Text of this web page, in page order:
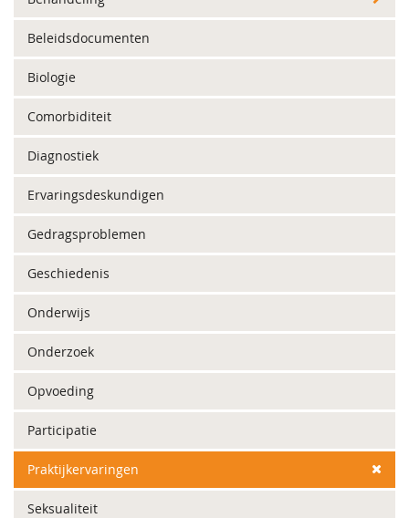
Beleidsdocumenten
Biologie
Comorbiditeit
Diagnostiek
Ervaringsdeskundigen
Gedragsproblemen
Geschiedenis
Onderwijs
Onderzoek
Opvoeding
Participatie
Praktijkervaringen
Seksualiteit